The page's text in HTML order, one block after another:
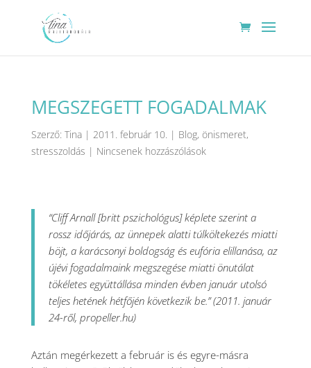
MEGSZEGETT FOGADALMAK
Szerző: Tina| 2011. február 10. | Blog, önismeret,
stresszoldás | Nincsenek hozzászólások
“Cliff Arnall [britt pszichológus] képlete szerint a
rossz időjárás, az ünnepek alatti túlköltekezés miatti
böjt, a karácsonyi boldogság és eufória elillanása, az
újévi fogadalmaink megszegése miatti önutálat
tökéletes együttállása minden évben január utolsó
teljes hetének hétfőjén következik be.” (2011. január
24-ről, propeller.hu)
Aztán megérkezett a február is és egyre-másra